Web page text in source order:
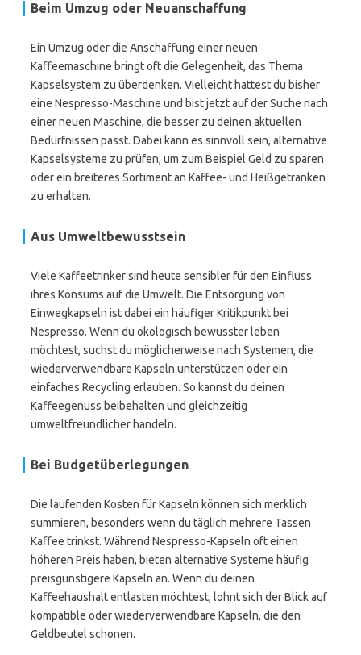
Beim Umzug oder Neuanschaffung
Ein Umzug oder die Anschaffung einer neuen
Kaffeemaschine bringt oft die Gelegenheit, das Thema
Kapselsystem zu überdenken. Vielleicht hattest du bisher
eine Nespresso-Maschine und bist jetzt auf der Suche nach
einer neuen Maschine, die besser zu deinen aktuellen
Bedürfnissen passt. Dabei kann es sinnvoll sein, alternative
Kapselsysteme zu prüfen, um zum Beispiel Geld zu sparen
oder ein breiteres Sortiment an Kaffee- und Heißgetränken
zu erhalten.
Aus Umweltbewusstsein
Viele Kaffeetrinker sind heute sensibler für den Einfluss
ihres Konsums auf die Umwelt. Die Entsorgung von
Einwegkapseln ist dabei ein häufiger Kritikpunkt bei
Nespresso. Wenn du ökologisch bewusster leben
möchtest, suchst du möglicherweise nach Systemen, die
wiederverwendbare Kapseln unterstützen oder ein
einfaches Recycling erlauben. So kannst du deinen
Kaffeegenuss beibehalten und gleichzeitig
umweltfreundlicher handeln.
Bei Budgetüberlegungen
Die laufenden Kosten für Kapseln können sich merklich
summieren, besonders wenn du täglich mehrere Tassen
Kaffee trinkst. Während Nespresso-Kapseln oft einen
höheren Preis haben, bieten alternative Systeme häufig
preisgünstigere Kapseln an. Wenn du deinen
Kaffeehaushalt entlasten möchtest, lohnt sich der Blick auf
kompatible oder wiederverwendbare Kapseln, die den
Geldbeutel schonen.